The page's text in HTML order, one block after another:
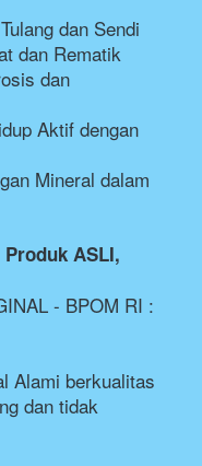
dan Sendi
dan Rematik
dan
Aktif dengan
Mineral dalam
ASLI,
- BPOM RI :
Alami berkualitas
dan tidak